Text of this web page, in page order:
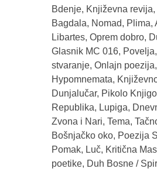
Bdenje, Književna
Bagdala, Nomad, Plima,
Libartes, Oprem dobro,
Glasnik MC 016,
stvaranje, Onlajn poezija,
Hypomnemata,
Dunjalučar, Pikolo
Republika, Lupiga,
Zvona i Nari, Tema,
Bošnjačko oko, Poezija
Pomak, Luč, Kritična
poetike, Duh Bosne /